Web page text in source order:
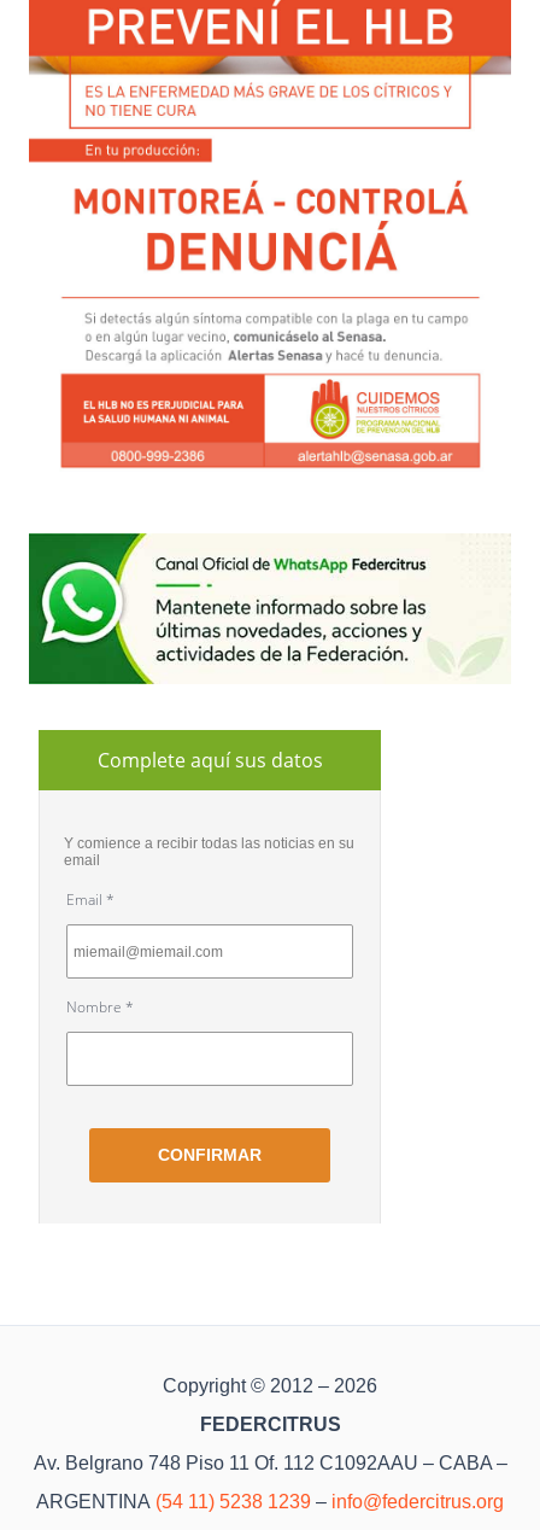
Copyright © 2012 – 2026
FEDERCITRUS
Av. Belgrano 748 Piso 11 Of. 112 C1092AAU – CABA –
ARGENTINA (54 11) 5238 1239 – info@federcitrus.org